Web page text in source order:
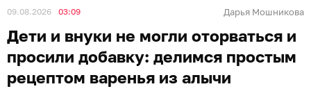
09.08.2026 03:09 Дарья Мошникова
Дети и внуки не могли оторваться и
просили добавку: делимся простым
рецептом варенья из алычи